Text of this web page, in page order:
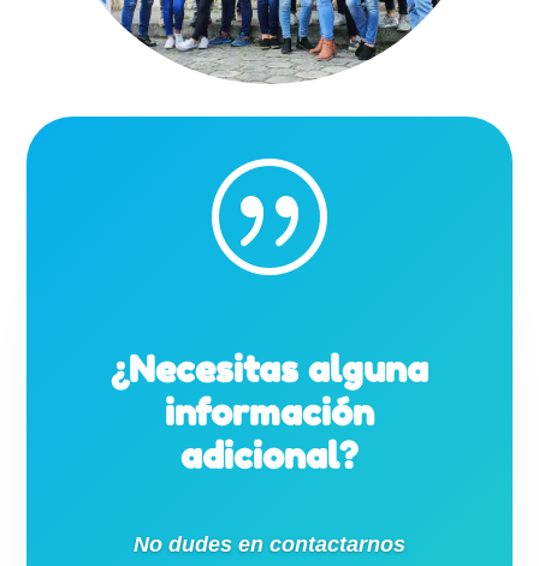
|
¿Necesitas alguna
información
adicional?
No dudes en contactarnos